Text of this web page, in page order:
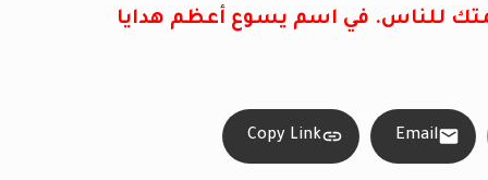
للناس. في اسم يسوع أعظم هدايا
Email
Copy Link